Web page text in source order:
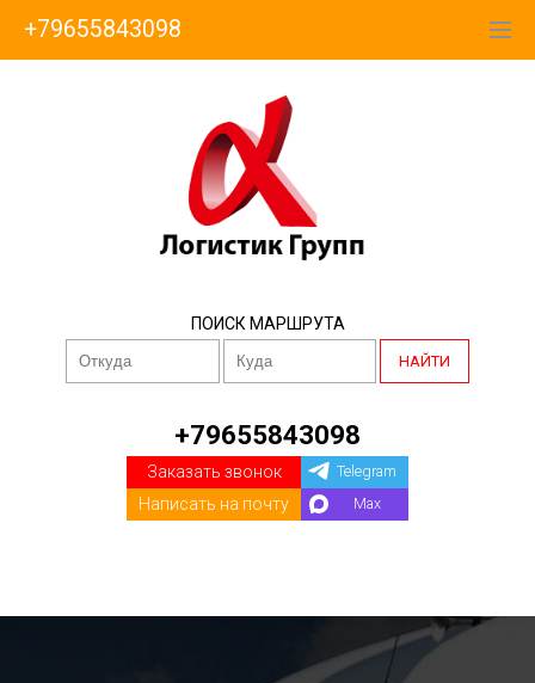
+79655843098
ПОИСК МАРШРУТА
НАЙТИ
+79655843098
Заказать звонок
Написать на почту
Telegram
Max